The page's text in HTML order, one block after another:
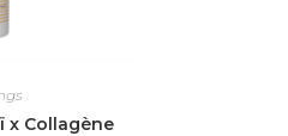
x Collagène